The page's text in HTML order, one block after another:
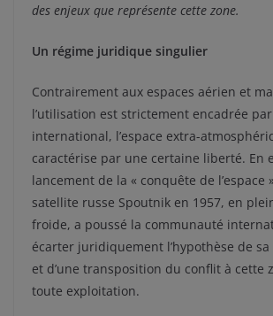
des enjeux que représente cette zone.
Un régime juridique singulier
Contrairement aux espaces aérien et
l’utilisation est strictement encadrée
international, l’espace extra-
caractérise par une certaine liberté. En
lancement de la « conquête de l’espace
satellite russe Spoutnik en 1957, en
froide, a poussé la communauté
écarter juridiquement l’hypothèse de
et d’une transposition du conflit à cette
toute exploitation.